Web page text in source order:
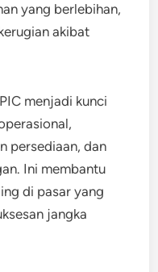
yang berlebihan,
akibat
menjadi kunci
persediaan, dan
Ini membantu
di pasar yang
jangka